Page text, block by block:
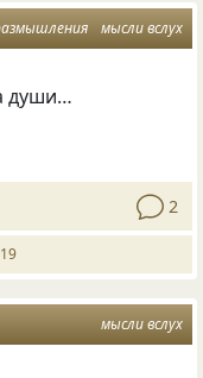
мысли вслух
души…
2
мысли вслух